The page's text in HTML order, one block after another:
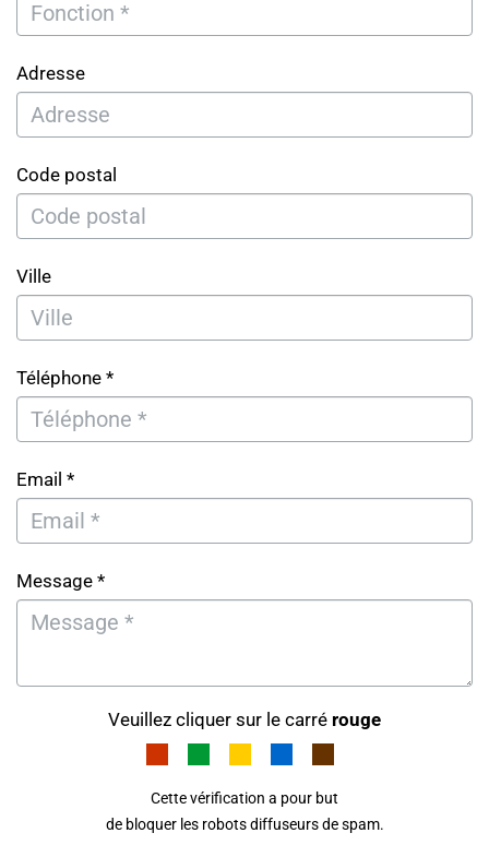
Adresse
Code postal
Ville
Téléphone *
Email *
Message *
Veuillez cliquer sur le carré rouge
Cette vérification a pour but
de bloquer les robots diffuseurs de spam.